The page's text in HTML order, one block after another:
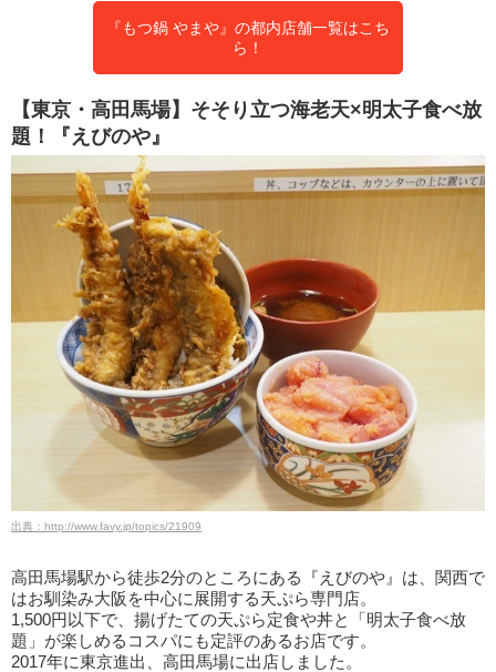
『もつ鍋 やまや』の都内店舗一覧はこち
ら！
【東京・高田馬場】そそり立つ海老天×明太子食べ放
題！『えびのや』
出典：http://www.favy.jp/topics/21909
高田馬場駅から徒歩2分のところにある『えびのや』は、関西で
はお馴染み大阪を中心に展開する天ぷら専門店。
1,500円以下で、揚げたての天ぷら定食や丼と「明太子食べ放
題」が楽しめるコスパにも定評のあるお店です。
2017年に東京進出、高田馬場に出店しました。